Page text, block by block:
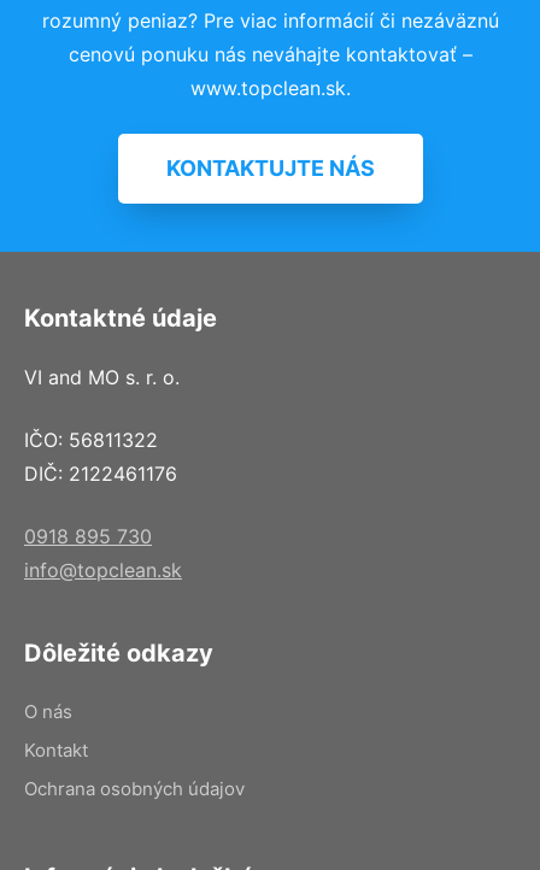
rozumný peniaz? Pre viac informácií či nezáväznú
cenovú ponuku nás neváhajte kontaktovať –
www.topclean.sk.
KONTAKTUJTE NÁS
Kontaktné údaje
VI and MO s. r. o.
IČO: 56811322
DIČ: 2122461176
0918 895 730
info@topclean.sk
Dôležité odkazy
O nás
Kontakt
Ochrana osobných údajov